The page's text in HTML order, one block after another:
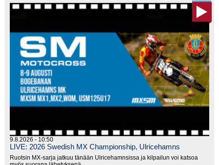
9.8.2026 - 10:50
LIVE: 2026 Swedish MX Championship, Ulricehamns
Ruotsin MX-sarja jatkuu tänään Ulricehamnsissa ja kilpailun voi katsoa